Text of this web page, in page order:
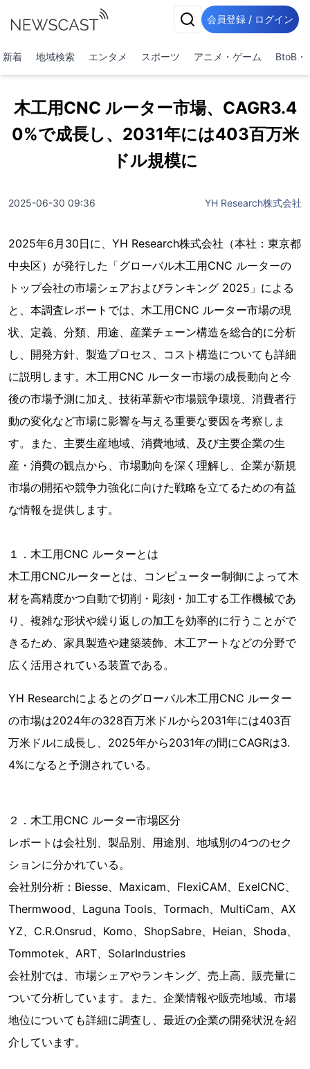
会員登録 / ログイン
新着 地域検索 エンタメ スポーツ アニメ・ゲーム BtoB・
木工用CNC ルーター市場、CAGR3.4
0%で成長し、2031年には403百万米
ドル規模に
2025-06-30 09:36 YH Research株式会社
2025年6月30日に、YH Research株式会社（本社：東京都
中央区）が発行した「グローバル木工用CNC ルーターの
トップ会社の市場シェアおよびランキング 2025」による
と、本調査レポートでは、木工用CNC ルーター市場の現
状、定義、分類、用途、産業チェーン構造を総合的に分析
し、開発方針、製造プロセス、コスト構造についても詳細
に説明します。木工用CNC ルーター市場の成長動向と今
後の市場予測に加え、技術革新や市場競争環境、消費者行
動の変化など市場に影響を与える重要な要因を考察しま
す。また、主要生産地域、消費地域、及び主要企業の生
産・消費の観点から、市場動向を深く理解し、企業が新規
市場の開拓や競争力強化に向けた戦略を立てるための有益
な情報を提供します。
１．木工用CNC ルーターとは
木工用CNCルーターとは、コンピューター制御によって木
材を高精度かつ自動で切削・彫刻・加工する工作機械であ
り、複雑な形状や繰り返しの加工を効率的に行うことがで
きるため、家具製造や建築装飾、木工アートなどの分野で
広く活用されている装置である。
YH Researchによるとのグローバル木工用CNC ルーター
の市場は2024年の328百万米ドルから2031年には403百
万米ドルに成長し、2025年から2031年の間にCAGRは3.
4%になると予測されている。
２．木工用CNC ルーター市場区分
レポートは会社別、製品別、用途別、地域別の4つのセク
ションに分かれている。
会社別分析：Biesse、Maxicam、FlexiCAM、ExelCNC、
Thermwood、Laguna Tools、Tormach、MultiCam、AX
YZ、C.R.Onsrud、Komo、ShopSabre、Heian、Shoda、
Tommotek、ART、SolarIndustries
会社別では、市場シェアやランキング、売上高、販売量に
ついて分析しています。また、企業情報や販売地域、市場
地位についても詳細に調査し、最近の企業の開発状況を紹
介しています。